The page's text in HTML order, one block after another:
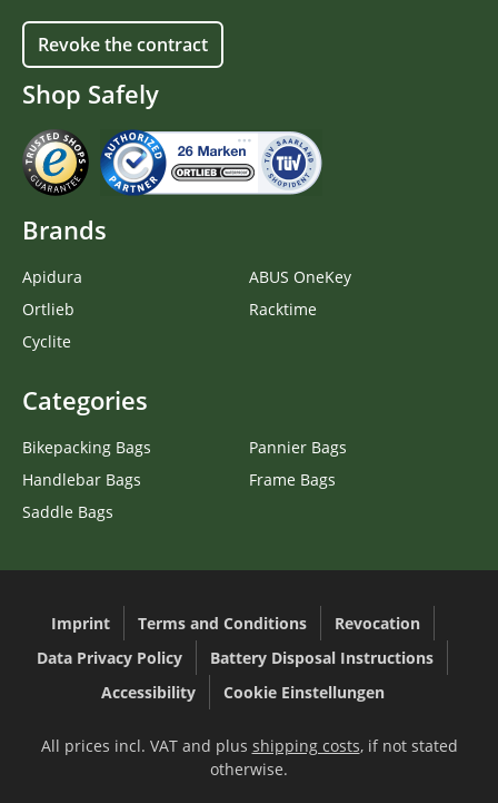
Revoke the contract
Shop Safely
Brands
Apidura
Ortlieb
Cyclite
ABUS OneKey
Racktime
Categories
Bikepacking Bags
Handlebar Bags
Saddle Bags
Pannier Bags
Frame Bags
Imprint Terms and Conditions
Revocation
Data Privacy Policy
Battery Disposal Instructions
Accessibility
Cookie Einstellungen
All prices incl. VAT and plus shipping costs, if not stated
otherwise.